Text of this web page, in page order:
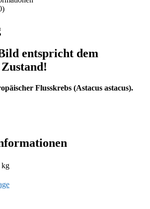
entspricht dem
Flusskrebs (Astacus astacus).
kg